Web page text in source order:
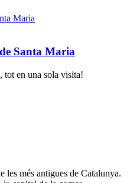
Santa Maria
tot en una sola visita!
les més antigues de Catalunya.